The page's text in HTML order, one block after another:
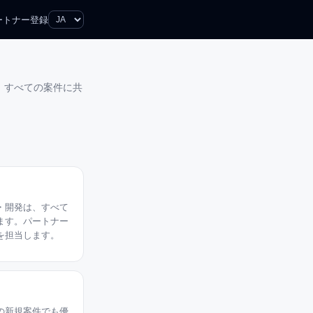
トナー登録
すべての案件に共
開発は、すべて
す。パートナー
当します。